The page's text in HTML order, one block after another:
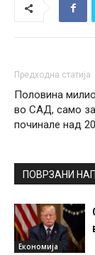
Предходна статија
Половина
во САД, само
починале над
ПОВРЗАНИ
Економија